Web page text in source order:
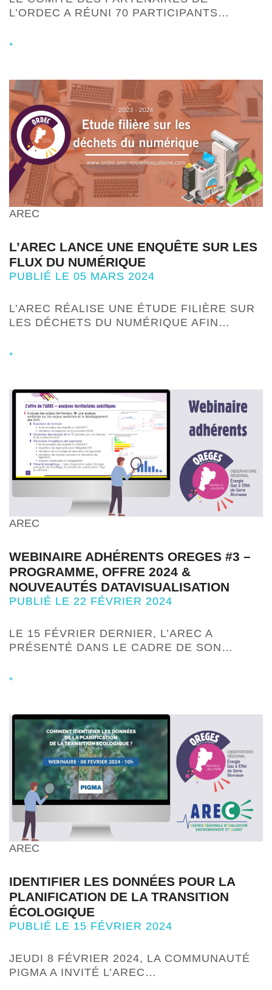
L’ORDEC A RÉUNI 70 PARTICIPANTS…
+
AREC
L’AREC LANCE UNE ENQUÊTE SUR LES
FLUX DU NUMÉRIQUE
PUBLIÉ LE 05 MARS 2024
L’AREC RÉALISE UNE ÉTUDE FILIÈRE SUR
LES DÉCHETS DU NUMÉRIQUE AFIN…
+
AREC
WEBINAIRE ADHÉRENTS OREGES #3 –
PROGRAMME, OFFRE 2024 &
NOUVEAUTÉS DATAVISUALISATION
PUBLIÉ LE 22 FÉVRIER 2024
LE 15 FÉVRIER DERNIER, L’AREC A
PRÉSENTÉ DANS LE CADRE DE SON…
+
AREC
IDENTIFIER LES DONNÉES POUR LA
PLANIFICATION DE LA TRANSITION
ÉCOLOGIQUE
PUBLIÉ LE 15 FÉVRIER 2024
JEUDI 8 FÉVRIER 2024, LA COMMUNAUTÉ
PIGMA A INVITÉ L’AREC…